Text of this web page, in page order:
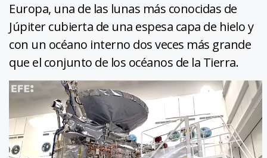
Europa, una de las lunas más conocidas de
Júpiter cubierta de una espesa capa de hielo y
con un océano interno dos veces más grande
que el conjunto de los océanos de la Tierra.